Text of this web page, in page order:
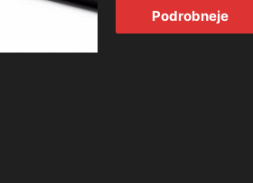
Podrobneje